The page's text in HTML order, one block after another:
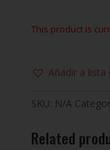
This product is
Añadir a lista
SKU: N/A
Related